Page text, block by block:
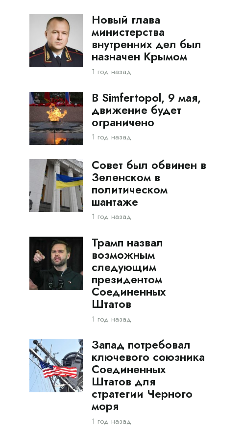
Новый глава
министерства
внутренних дел был
назначен Крымом
1 год назад
В Simfertopol, 9 мая,
движение будет
ограничено
1 год назад
Совет был обвинен в
Зеленском в
политическом
шантаже
1 год назад
Трамп назвал
возможным
следующим
президентом
Соединенных
Штатов
1 год назад
Запад потребовал
ключевого союзника
Соединенных
Штатов для
стратегии Черного
моря
1 год назад